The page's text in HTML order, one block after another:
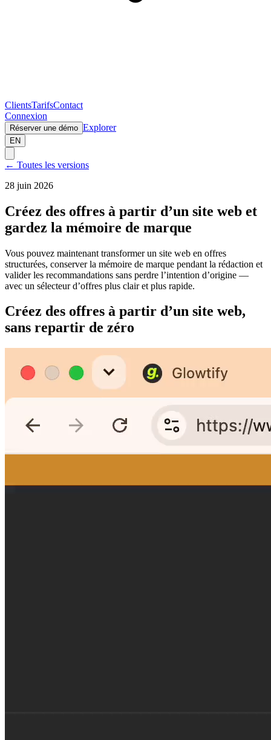
ClientsTarifsContact
Connexion
Réserver une démo Explorer
EN
← Toutes les versions
28 juin 2026
Créez des offres à partir d’un site web et
gardez la mémoire de marque
Vous pouvez maintenant transformer un site web en offres
structurées, conserver la mémoire de marque pendant la rédaction et
valider les recommandations sans perdre l’intention d’origine —
avec un sélecteur d’offres plus clair et plus rapide.
Créez des offres à partir d’un site web,
sans repartir de zéro